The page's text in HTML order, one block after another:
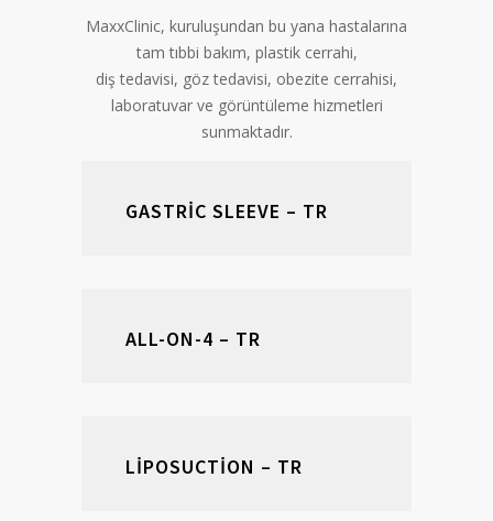
MaxxClinic, kuruluşundan bu yana hastalarına
tam tıbbi bakım, plastik cerrahi,
diş tedavisi, göz tedavisi, obezite cerrahisi,
laboratuvar ve görüntüleme hizmetleri
sunmaktadır.
GASTRIC SLEEVE – TR
ALL-ON-4 – TR
LIPOSUCTION – TR